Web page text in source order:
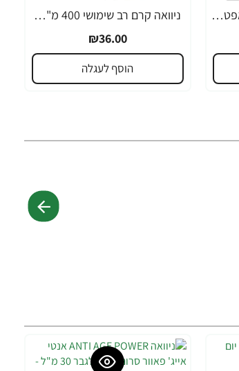
ניוואה סנסטיב פרו תחליב אפטר שייב מרגיע במיוחד לאחר גילוח - 100 מ''ל - מבית NIVEA
ניוואה קרם רב שימושי 400 מ"ל - מבית NIVEA
₪36.00
הוסף לעגלה